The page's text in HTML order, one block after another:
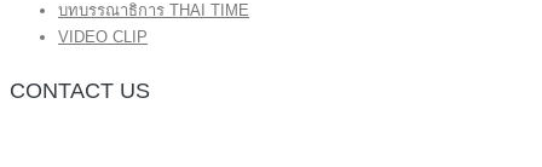
บทบรรณาธิการ THAI TIME
VIDEO CLIP
CONTACT US